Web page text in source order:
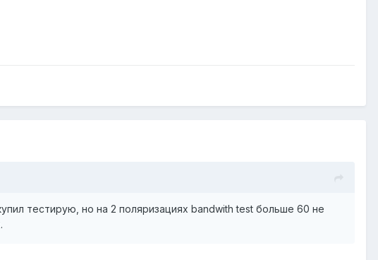
тестирую, но на 2 поляризациях bandwith test больше 60 не